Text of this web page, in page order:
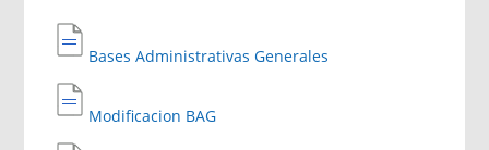
Bases Administrativas Generales
Modificacion BAG